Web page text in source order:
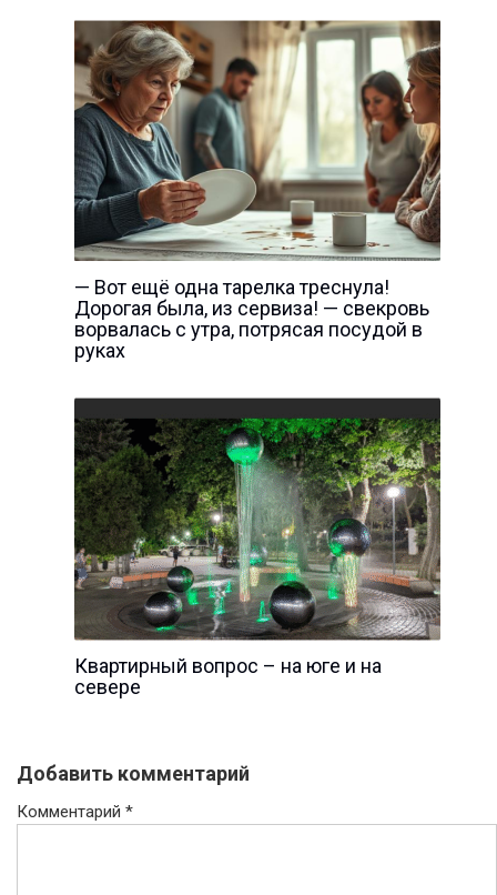
— Вот ещё одна тарелка треснула!
Дорогая была, из сервиза! — свекровь
ворвалась с утра, потрясая посудой в
руках
Квартирный вопрос – на юге и на
севере
Добавить комментарий
Комментарий *